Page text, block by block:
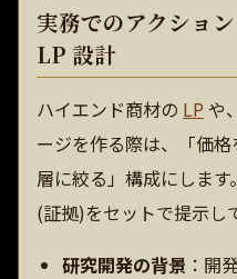
実務でのアクショ
LP 設計
ハイエンド商材の LP や
ージを作る際は、「価
層に絞る」構成にしま
(証拠)をセットで提示し
研究開発の背景：開